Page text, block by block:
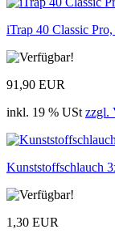
iTrap 40 Classic
91,90 EUR
inkl. 19 % USt zzgl.
Kunststoffschlauch
1,30 EUR